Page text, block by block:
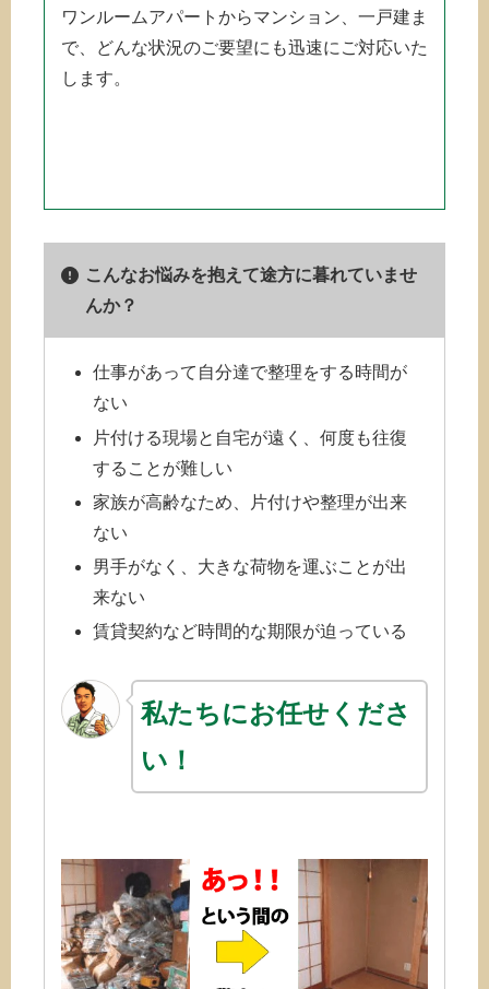
ワンルームアパートからマンション、一戸建ま
で、どんな状況のご要望にも迅速にご対応いた
します。
こんなお悩みを抱えて途方に暮れていませ
んか？
仕事があって自分達で整理をする時間が
ない
片付ける現場と自宅が遠く、何度も往復
することが難しい
家族が高齢なため、片付けや整理が出来
ない
男手がなく、大きな荷物を運ぶことが出
来ない
賃貸契約など時間的な期限が迫っている
私たちにお任せくださ
い！